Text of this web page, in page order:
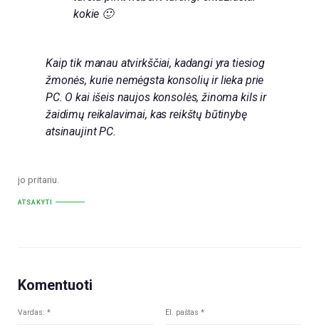
kokie 🙂
Kaip tik manau atvirkščiai, kadangi yra tiesiog
žmonės, kurie nemėgsta konsolių ir lieka prie
PC. O kai išeis naujos konsolės, žinoma kils ir
žaidimų reikalavimai, kas reikštų būtinybę
atsinaujint PC.
jo pritariu.
ATSAKYTI
Komentuoti